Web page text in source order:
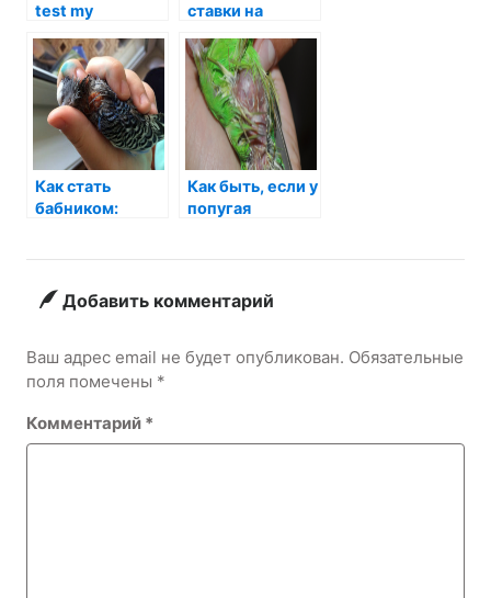
test my
ставки на
Как стать
бабником:
Как быть, если у
попугая
Добавить комментарий
Ваш адрес email не будет опубликован. Обязательные
поля помечены *
Комментарий *